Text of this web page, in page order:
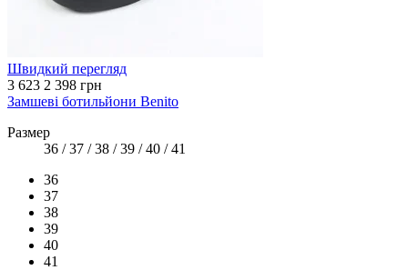
Швидкий перегляд
3 623 2 398 грн
Замшеві ботильйони Benito
Размер
36 / 37 / 38 / 39 / 40 / 41
36
37
38
39
40
41